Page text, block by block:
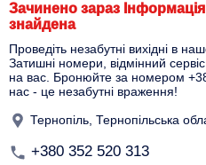
Зачинено зараз
знайдена
Проведіть незабутні вихідні в
Затишні номери, відмінний
на вас. Бронюйте за номером
нас - це незабутні враження!
Тернопіль, Тернопільська
+380 352 520 313